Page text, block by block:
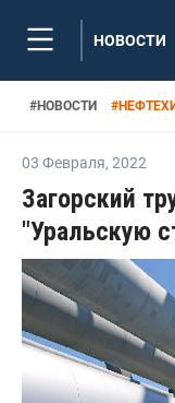
НОВОСТИ
#НОВОСТИ #
03 Февраля, 2022
Загорский
"Уральскую